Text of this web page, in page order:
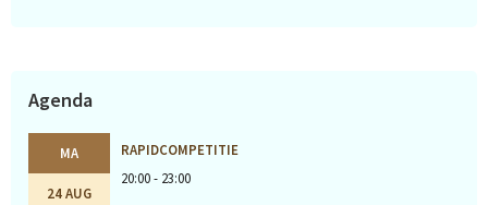
Agenda
MA
24 AUG
RAPIDCOMPETITIE
20:00 - 23:00